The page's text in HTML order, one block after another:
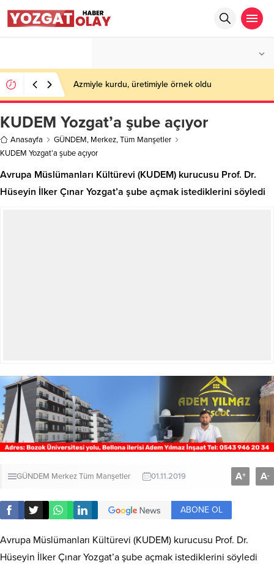
Azmiyle kurdu, üretimiyle örnek oldu
KUDEM Yozgat’a şube açıyor
Anasayfa GÜNDEM, Merkez,Tüm Manşetler
KUDEM Yozgat’a şube açıyor
Avrupa Müslümanları Kültürevi (KUDEM) kurucusu Prof. Dr.
Hüseyin İlker Çınar ​Yozgat’a şube açmak istediklerini söyledi
GÜNDEM MerkezTüm Manşetler 01.11.2019 A+ A-
ABONE OL
Avrupa Müslümanları Kültürevi (KUDEM) kurucusu Prof. Dr.
Hüseyin İlker Çınar ​Yozgat’a şube açmak istediklerini söyledi